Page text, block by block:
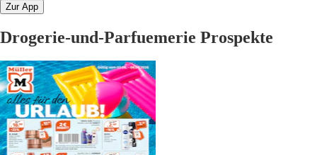
Zur App
Drogerie-und-Parfuemerie Prospekte